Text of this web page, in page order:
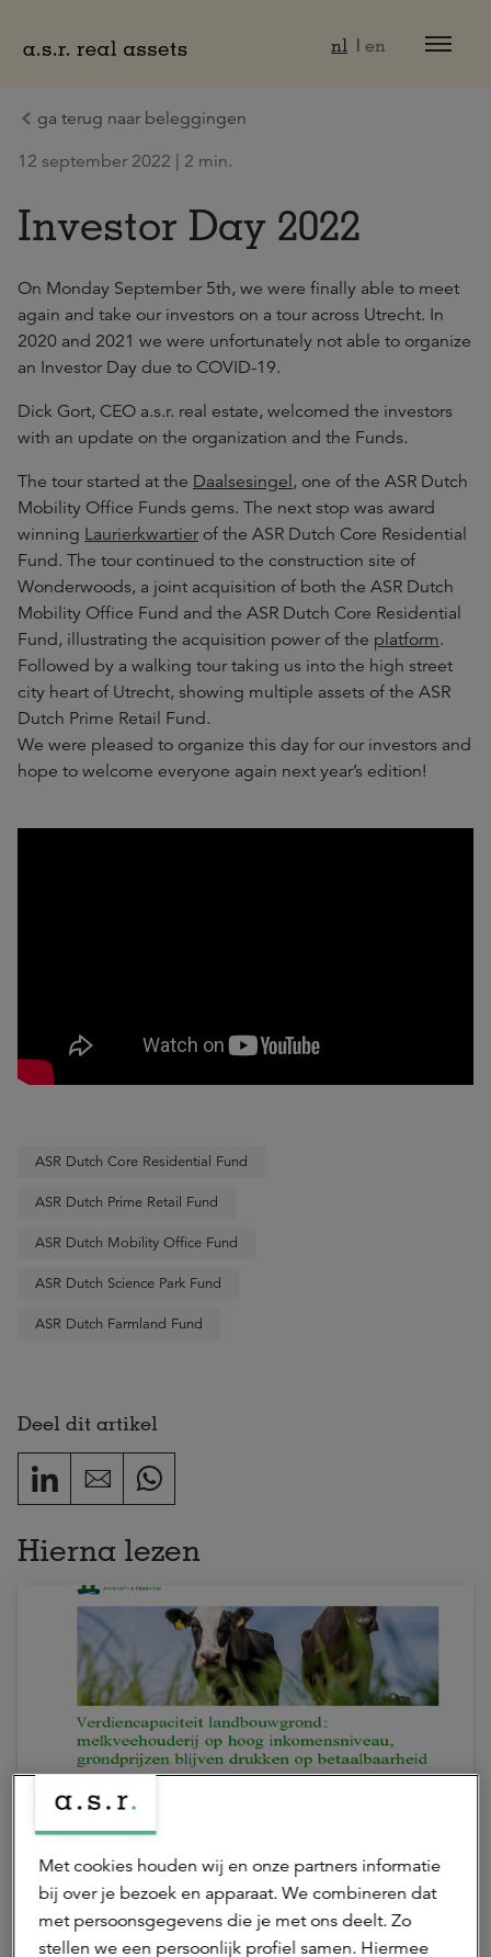
nl en
ga terug naar beleggingen
12 september 2022 | 2 min.
Investor Day 2022
On Monday September 5th, we were finally able to meet
again and take our investors on a tour across Utrecht. In
2020 and 2021 we were unfortunately not able to organize
an Investor Day due to COVID-19.
Dick Gort, CEO a.s.r. real estate, welcomed the investors
with an update on the organization and the Funds.
The tour started at the Daalsesingel, one of the ASR Dutch
Mobility Office Funds gems. The next stop was award
winning Laurierkwartierof the ASR Dutch Core Residential
Fund. The tour continued to the construction site of
Wonderwoods, a joint acquisition of both the ASR Dutch
Mobility Office Fund and the ASR Dutch Core Residential
Fund, illustrating the acquisition power of the platform.
Followed by a walking tour taking us into the high street
city heart of Utrecht, showing multiple assets of the ASR
Dutch Prime Retail Fund.
We were pleased to organize this day for our investors and
hope to welcome everyone again next year’s edition!
ASR Dutch Core Residential Fund
ASR Dutch Prime Retail Fund
ASR Dutch Mobility Office Fund
ASR Dutch Science Park Fund
ASR Dutch Farmland Fund
Deel dit artikel
Hierna lezen
17 juli 2026 | 1 min.
Verdiencapaciteit onder druk door
stijgende grondprijzen
Met cookies houden wij en onze partners informatie
bij over je bezoek en apparaat. We combineren dat
met persoonsgegevens die je met ons deelt. Zo
stellen we een persoonlijk profiel samen. Hiermee